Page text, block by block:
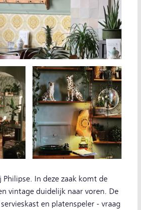
In deze zaak komt de
vintage duidelijk naar voren. De
en platenspeler - vraag